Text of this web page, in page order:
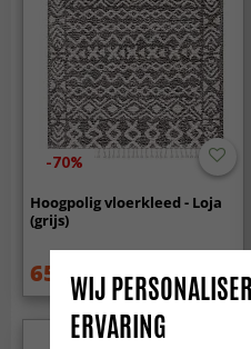
-70%
Hoogpolig vloerkleed - Loja
(grijs)
65.99 € 219 €
WIJ
ERVARING